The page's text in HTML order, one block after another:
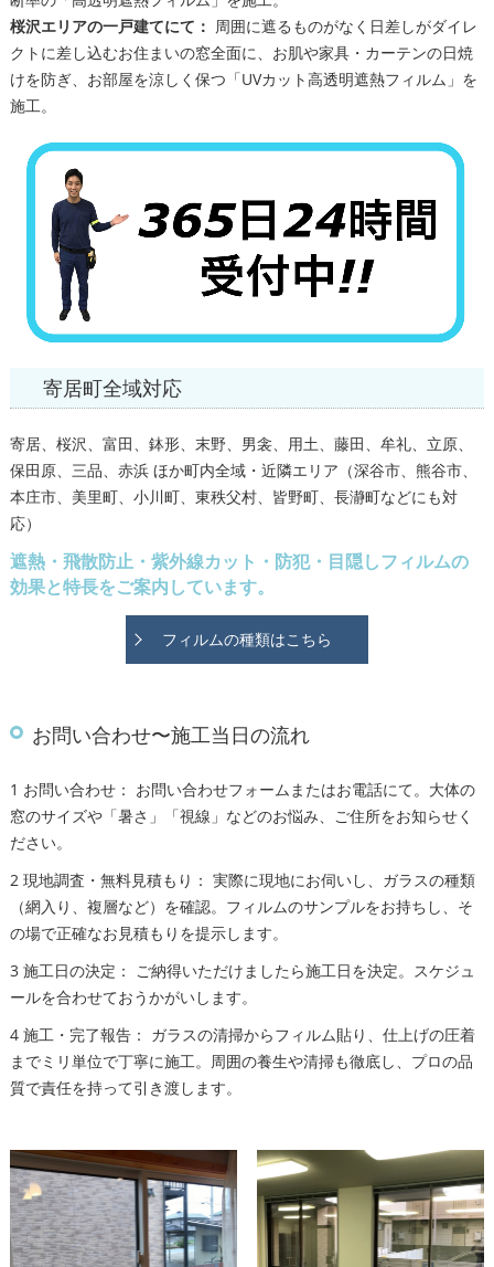
桜沢エリアの一戸建てにて： 周囲に遮るものがなく日差しがダイレ
クトに差し込むお住まいの窓全面に、お肌や家具・カーテンの日焼
けを防ぎ、お部屋を涼しく保つ「UVカット高透明遮熱フィルム」を
施工。
寄居町全域対応
寄居、桜沢、富田、鉢形、末野、男衾、用土、藤田、牟礼、立原、
保田原、三品、赤浜 ほか町内全域・近隣エリア（深谷市、熊谷市、
本庄市、美里町、小川町、東秩父村、皆野町、長瀞町などにも対
応）
遮熱・飛散防止・紫外線カット・防犯・目隠しフィルムの
効果と特長をご案内しています。
フィルムの種類はこちら
お問い合わせ〜施工当日の流れ
1 お問い合わせ： お問い合わせフォームまたはお電話にて。大体の
窓のサイズや「暑さ」「視線」などのお悩み、ご住所をお知らせく
ださい。
2 現地調査・無料見積もり： 実際に現地にお伺いし、ガラスの種類
（網入り、複層など）を確認。フィルムのサンプルをお持ちし、そ
の場で正確なお見積もりを提示します。
3 施工日の決定： ご納得いただけましたら施工日を決定。スケジュ
ールを合わせておうかがいします。
4 施工・完了報告： ガラスの清掃からフィルム貼り、仕上げの圧着
までミリ単位で丁寧に施工。周囲の養生や清掃も徹底し、プロの品
質で責任を持って引き渡します。